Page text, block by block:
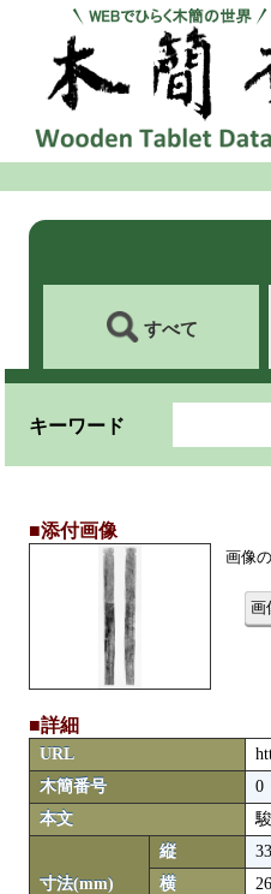
すべて
キーワード
■添付画像
画像
画
■詳細
URL
木簡番号
0
本文
寸法(mm)
縦
横
26